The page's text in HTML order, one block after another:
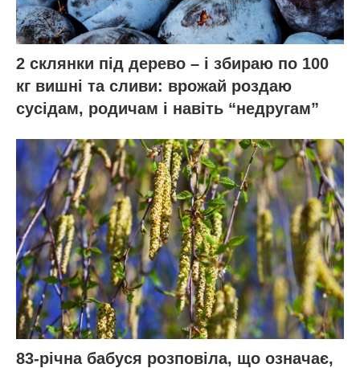
2 склянки під дерево – і збираю по 100
кг вишні та сливи: врожай роздаю
сусідам, родичам і навіть “недругам”
83-річна бабуся розповіла, що означає,